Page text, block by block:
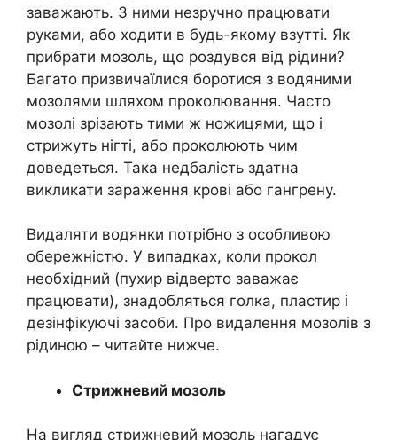
заважають. З ними незручно працювати
руками, або ходити в будь-якому взутті. Як
прибрати мозоль, що роздувся від рідини?
Багато призвичаїлися боротися з водяними
мозолями шляхом проколювання. Часто
мозолі зрізають тими ж ножицями, що і
стрижуть нігті, або проколюють чим
доведеться. Така недбалість здатна
викликати зараження крові або гангрену.
Видаляти водянки потрібно з особливою
обережністю. У випадках, коли прокол
необхідний (пухир відверто заважає
працювати), знадобляться голка, пластир і
дезінфікуючі засоби. Про видалення мозолів з
рідиною – читайте нижче.
Стрижневий мозоль
На вигляд стрижневий мозоль нагадує